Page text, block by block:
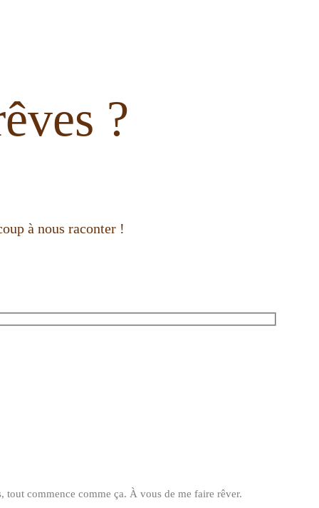
?
à nous raconter !
commence comme ça. À vous de me faire rêver.